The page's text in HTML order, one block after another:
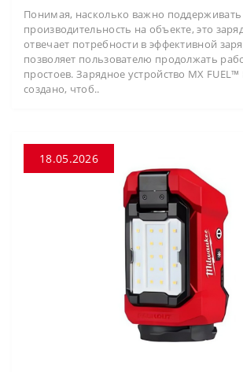
Понимая, насколько важно поддерживать
производительность на объекте, это
отвечает потребности в эффективной
позволяет пользователю продолжать
простоев. Зарядное устройство MX FUEL™
создано, чтоб..
18.05.2026